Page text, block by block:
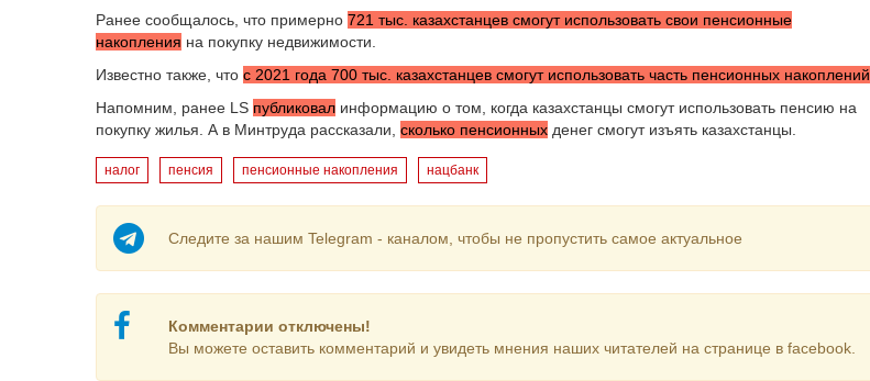
Ранее сообщалось, что примерно 721 тыс. казахстанцев смогут использовать свои пенсионные
накопления на покупку недвижимости.
Известно также, что с 2021 года 700 тыс. казахстанцев смогут использовать часть пенсионных накоплений
Напомним, ранее LS публиковал информацию о том, когда казахстанцы смогут использовать пенсию на
покупку жилья. А в Минтруда рассказали, сколько пенсионных денег смогут изъять казахстанцы.
налог пенсия пенсионные накопления нацбанк
Следите за нашим Telegram - каналом, чтобы не пропустить самое актуальное
Комментарии отключены!
Вы можете оставить комментарий и увидеть мнения наших читателей на странице в facebook.